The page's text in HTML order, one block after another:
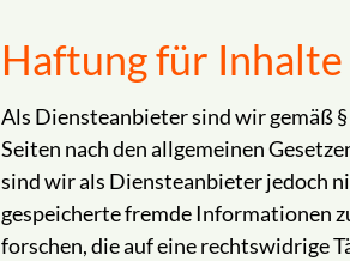
Haftung für Inhalte
Als Diensteanbieter sind wir gemäß
Seiten nach den allgemeinen
sind wir als Diensteanbieter jedoch
gespeicherte fremde Informationen
forschen, die auf eine rechtswidrige